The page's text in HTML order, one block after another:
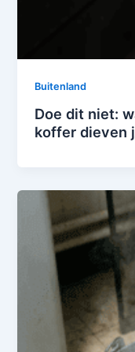
Buitenland
Doe dit niet:
koffer dieven